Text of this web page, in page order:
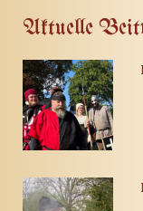
Aktuelle